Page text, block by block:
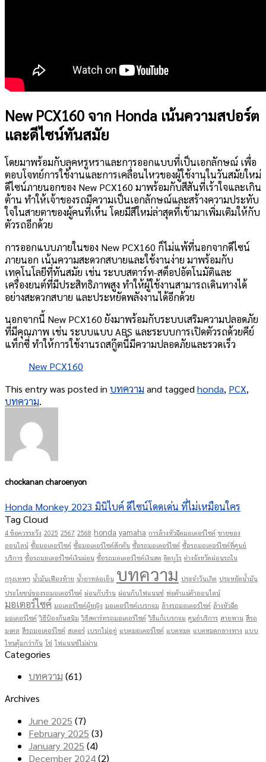
New PCX160 จาก Honda เน้นความสปอร์ต
และดีไซน์ทันสมัย
โดยมาพร้อมกับลุคหรูหราและการออกแบบที่เป็นเอกลักษณ์ เพื่อ
ตอบโจทย์การใช้งานและการเคลื่อนไหวของผู้ใช้งานในวันสมัยใหม่
ดีไซน์ภายนอกของ New PCX160 มาพร้อมกับสีสันที่เร้าใจและเกิน
ต้าน ทำให้เจ้าของรถมีความเป็นเอกลักษณ์และสร้างความประทับ
ใจในสายตาของผู้คนที่เห็น โดยมีสีใหม่ล่าสุดที่เข้ามาเพิ่มเติมให้กับ
ตัวรถอีกด้วย
การออกแบบภายในของ New PCX160 ก็ไม่แพ้ที่นอกจากดีไซน์
ภายนอก เน้นความสะดวกสบายและใช้งานง่าย มาพร้อมกับ
เทคโนโลยีที่ทันสมัย เช่น ระบบสตาร์ท-สต็อปอัตโนมัติและ
เครื่องยนต์ที่มีประสิทธิภาพสูง ทำให้ผู้ใช้งานสามารถเดินทางได้
อย่างสะดวกสบาย และประหยัดพลังงานได้อีกด้วย
นอกจากนี้ New PCX160 ยังมาพร้อมกับระบบเสริมความปลอดภัย
ที่มีคุณภาพ เช่น ระบบแบบ ABS และระบบการเปิดตัวรถด้วยคีย์
แท็กซี่ ทำให้การใช้งานรถสกู๊ตนี้มีความปลอดภัยและรวดเร็ว
New PCX160
This entry was posted inบทความand taggedhonda, PCX,
บทความ.
chockanan charoenyon
Honda Monkey 2023 มินิไบค์ ดีไซน์โดดเด่น ที่ไม่เหมือนใคร
Tag Cloud
4 ข้อควรระวัง 2025 2567 2568 honda yamaha การล้างหัวฉีดมอเตอร์ไซค์ ขายของ
ออนไลน์ ซื้อมอเตอร์ไซค์ ซื้อมอเตอร์ไซค์สักคัน ซื้อรถมอเตอร์ไซค์ ซื้อรถมอเตอร์ไซค์ที่ศูนย์
บริการ ซื้อรถมอเตอร์ไซค์เงินผ่อน ซื้อรถมอเตอร์ไซค์เงินสด ติดบูโร ต่างจังหวัดผ่อนรถใน
กรุงเทพฯ น้ำมันเฟืองท้าย น้ำยาหล่อเย็น บทความ ประจำวันเกิด ประหยัดน้ำมัน
ประโยชน์ของรถมอเตอร์ไซค์ ผ่อนกับร้าน ผ่อนกับไฟแนนซ์ พ่อค้าแม่ค้าออนไลน์
มอเตอร์ไซค์ มอเตอร์ไซค์ผู้หญิง มอเตอร์ไซค์เบรกจม ล้างรถมอเตอร์ไซค์ ล้างหัวฉีด
มอเตอร์ไซค์ วิธีป้องกันสนิม วิธีสตาร์ทรถมอเตอร์ไซค์ วิธีแก้เบรกจม ศูนย์บริการ สายพาน สีรถ
มงคล สีรถมอเตอร์ไซค์ สเตอร์ เบรกไม่อยู่ แบตมอเตอร์ไซค์ แบตหมด แบตหมดกลางทาง แบบ
ไหนคุ้มกว่ากัน โซ่ ไฟแนนซ์ไม่ผ่าน
Categories
บทความ (61)
Archives
June 2025 (7)
February 2025 (3)
January 2025 (4)
December 2024(2)